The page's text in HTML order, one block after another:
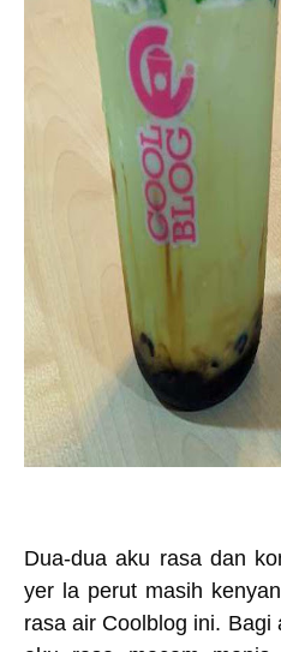
Dua-dua aku rasa dan
yer la perut masih
rasa air Coolblog ini. Bagi